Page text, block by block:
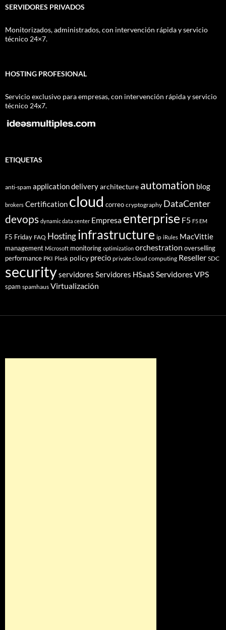
SERVIDORES PRIVADOS
Monitorizados, administrados, con intervención rápida y servicio
técnico 24×7.
HOSTING PROFESIONAL
Servicio exclusivo para empresas, con intervención rápida y servicio
técnico 24x7.
ETIQUETAS
anti-spam application deliveryarchitecture automation blog
brokers Certification cloud correo cryptography DataCenter
devops dynamic data center Empresa enterprise F5 F5 EM
F5 Friday FAQ Hostinginfrastructure ip iRules MacVittie
management Microsoft monitoring optimization orchestration overselling
performance PKI Plesk policy precio private cloud computing Reseller SDC
securityservidores Servidores HSaaSServidores VPS
spam spamhaus Virtualización